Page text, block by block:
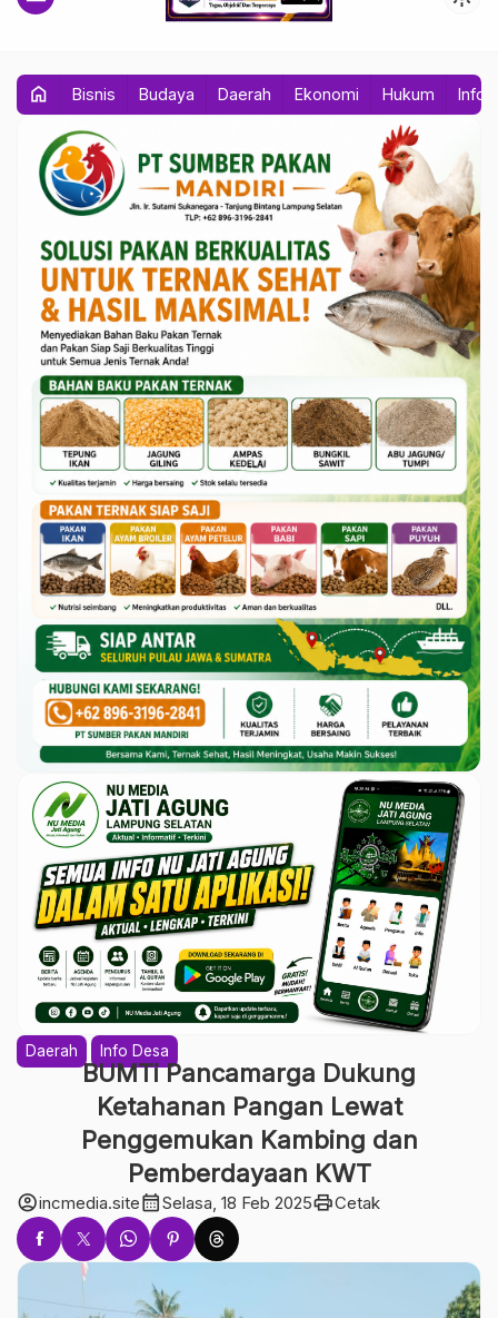
home Bisnis Budaya Daerah Ekonomi Hukum Info
Daerah Info Desa
BUMTi Pancamarga Dukung
Ketahanan Pangan Lewat
Penggemukan Kambing dan
Pemberdayaan KWT
account_circleincmedia.sitecalendar_monthSelasa, 18 Feb 2025printCetak